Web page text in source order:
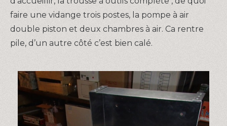
faire une vidange trois postes, la pompe à air
double piston et deux chambres à air. Ca rentre
pile, d’un autre côté c’est bien calé.